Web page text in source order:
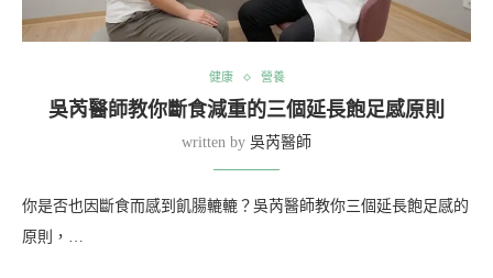
健康 營養
吳芮醫師教你斷食減重的三個延長飽足感原則
written by 吳芮醫師
你是否也因斷食而感到飢腸轆轆？吳芮醫師教你三個延長飽足感的
原則，…